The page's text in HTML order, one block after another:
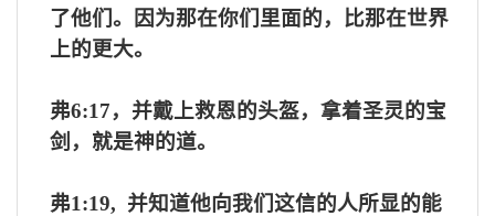
了他们。因为那在你们里面的，比那在世界
上的更大。
弗6:17，并戴上救恩的头盔，拿着圣灵的宝
剑，就是神的道。
弗1:19, 并知道他向我们这信的人所显的能